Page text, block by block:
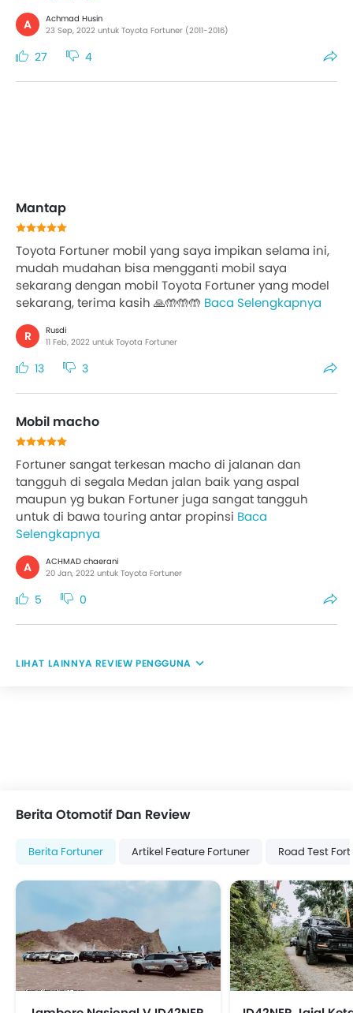
A
Achmad Husin
23 Sep, 2022 untuk Toyota Fortuner (2011-2016)
27 4
Mantap
Toyota Fortuner mobil yang saya impikan selama ini,
mudah mudahan bisa mengganti mobil saya
sekarang dengan mobil Toyota Fortuner yang model
sekarang, terima kasih 🙏🤲🤲🤲 Baca Selengkapnya
R
Rusdi
11 Feb, 2022 untuk Toyota Fortuner
13 3
Mobil macho
Fortuner sangat terkesan macho di jalanan dan
tangguh di segala Medan jalan baik yang aspal
maupun yg bukan Fortuner juga sangat tangguh
untuk di bawa touring antar propinsi Baca
Selengkapnya
A
ACHMAD chaerani
20 Jan, 2022 untuk Toyota Fortuner
5 0
REVIEW PENGGUNA
Berita Otomotif Dan Review
Berita Fortuner Artikel Feature Fortuner Road Test